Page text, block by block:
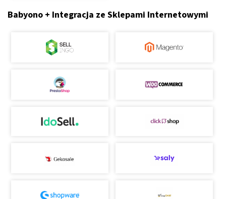
Babyono + Integracja ze Sklepami Internetowymi